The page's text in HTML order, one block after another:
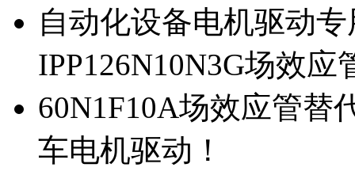
自动化设备电机驱动
IPP126N10N3G场效应
60N1F10A场效应管替
车电机驱动！